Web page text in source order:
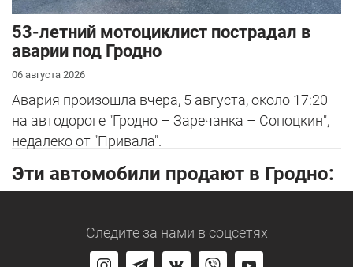
53-летний мотоциклист пострадал в
аварии под Гродно
06 августа 2026
Авария произошла вчера, 5 августа, около 17:20
на автодороге "Гродно – Заречанка – Сопоцкин",
недалеко от "Привала".
Эти автомобили продают в Гродно:
Следите за нами в соцсетях